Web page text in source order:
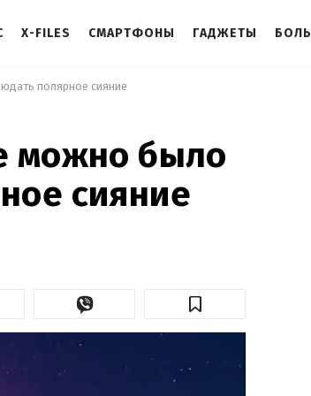
X-FILES СМАРТФОНЫ ГАДЖЕТЫ
полярное сияние
можно было
сияние